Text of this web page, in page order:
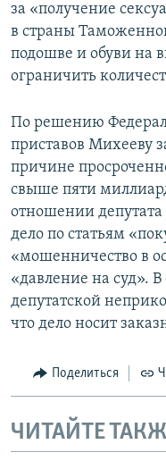
за «получение
в страны
подошве и обуви на
ограничить
По решению
приставов Михееву
причине
свыше пяти
отношении депутата
дело по статьям
«мошенничество в
«давление на суд».
депутатской
что дело носит
Поделиться
ЧИТАЙТЕ